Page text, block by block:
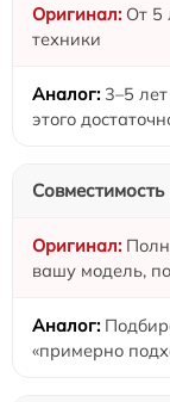
От 5
техники
3–5
этого
Совместимость
вашу модель,
«примерно